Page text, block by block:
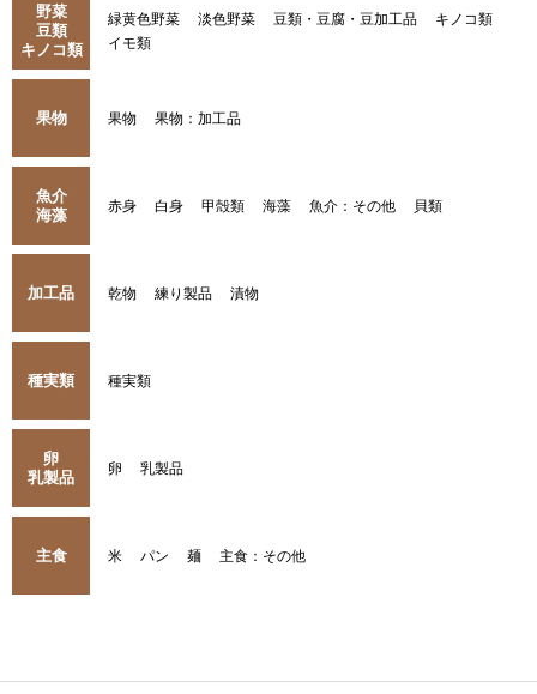
野菜
豆類
キノコ類
緑黄色野菜 淡色野菜 豆類・豆腐・豆加工品
キノコ類
イモ類
果物 果物 果物：加工品
魚介
海藻
赤身 白身 甲殻類 海藻 魚介：その他 貝類
加工品 乾物 練り製品 漬物
種実類 種実類
卵
乳製品
卵 乳製品
主食 米 パン 麺 主食：その他